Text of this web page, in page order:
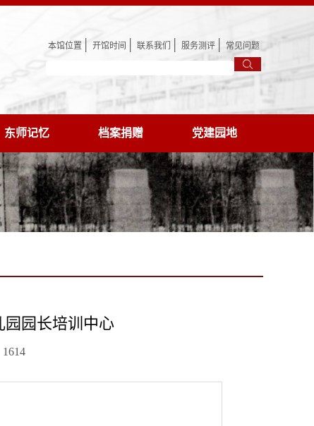
本馆位置 开馆时间 联系我们 服务测评 常见问题
东师记忆 档案捐赠 党建园地
园园长培训中心
1614